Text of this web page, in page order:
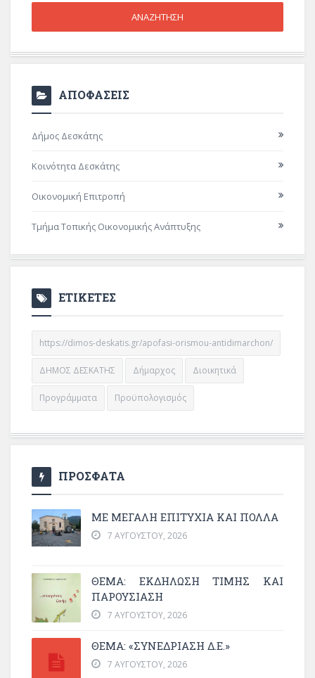
ΑΠΟΦΑΣΕΙΣ
Δήμος Δεσκάτης
Κοινότητα Δεσκάτης
Οικονομική Επιτροπή
Τμήμα Τοπικής Οικονομικής Ανάπτυξης
ΕΤΙΚΕΤΕΣ
https://dimos-deskatis.gr/apofasi-orismou-antidimarchon/
ΔΗΜΟΣ ΔΕΣΚΑΤΗΣ Δήμαρχος Διοικητικά
Προγράμματα Προϋπολογισμός
ΠΡΟΣΦΑΤΑ
ΜΕ ΜΕΓΆΛΗ ΕΠΙΤΥΧΊΑ ΚΑΙ ΠΟΛΛΆ
7 ΑΥΓΟΎΣΤΟΥ, 2026
ΘΈΜΑ: ΕΚΔΉΛΩΣΗ ΤΙΜΉΣ ΚΑΙ
ΠΑΡΟΥΣΊΑΣΗ
7 ΑΥΓΟΎΣΤΟΥ, 2026
ΘΕΜΑ: «ΣΥΝΕΔΡΊΑΣΗ Δ.Ε.»
7 ΑΥΓΟΎΣΤΟΥ, 2026